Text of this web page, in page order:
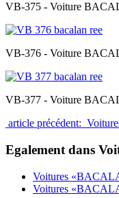
VB-375 - Voiture
VB-376 - Voiture
VB-377 - Voiture
article précédent:
Egalement dans
Voitures
Voitures